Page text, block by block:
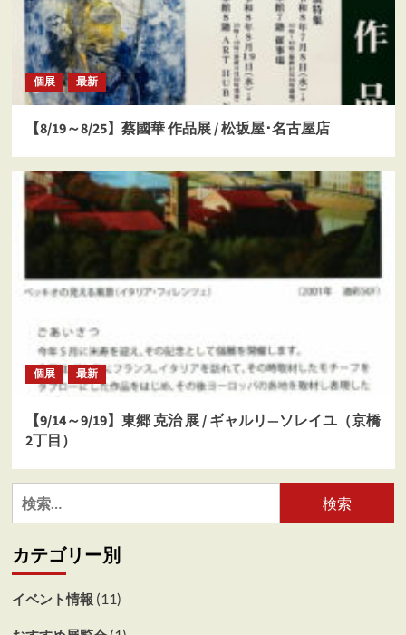
個展 最新
【8/19～8/25】蔡國華 作品展 / 松坂屋･名古屋店
個展 最新
【9/14～9/19】東郷 克治 展 / ギャルリ―ソレイユ（京橋
2丁目）
検
索:
カテゴリー別
イベント情報 (11)